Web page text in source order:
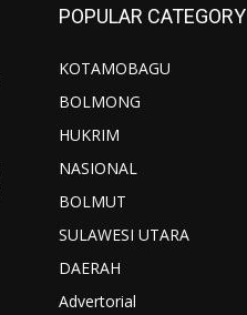
POPULAR CATEGORY
KOTAMOBAGU
BOLMONG
HUKRIM
NASIONAL
BOLMUT
SULAWESI UTARA
DAERAH
Advertorial